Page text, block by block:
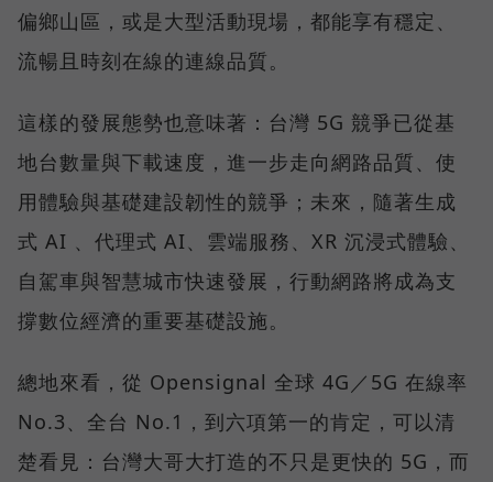
偏鄉山區，或是大型活動現場，都能享有穩定、
流暢且時刻在線的連線品質。
這樣的發展態勢也意味著：台灣 5G 競爭已從基
地台數量與下載速度，進一步走向網路品質、使
用體驗與基礎建設韌性的競爭；未來，隨著生成
式 AI 、代理式 AI、雲端服務、XR 沉浸式體驗、
自駕車與智慧城市快速發展，行動網路將成為支
撐數位經濟的重要基礎設施。
總地來看，從 Opensignal 全球 4G／5G 在線率
No.3、全台 No.1，到六項第一的肯定，可以清
楚看見：台灣大哥大打造的不只是更快的 5G，而